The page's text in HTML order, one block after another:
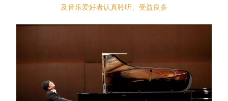
及音乐爱好者认真聆听、受益良多